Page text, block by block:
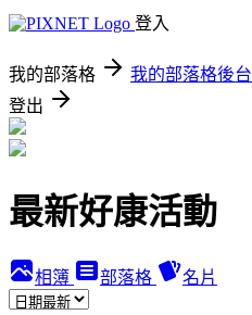
登入
我的部落格 我的部落格後台
登出
最新好康活動
相簿 部落格 名片